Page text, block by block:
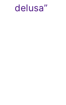
delusa”